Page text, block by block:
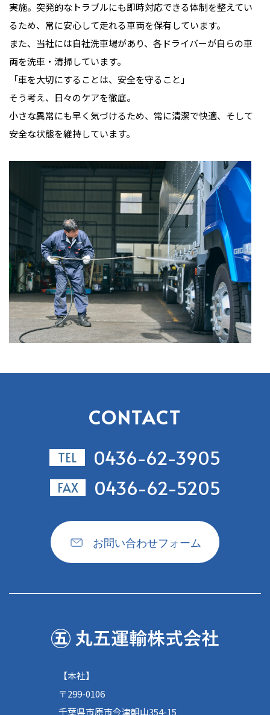
実施。突発的なトラブルにも即時対応できる体制を整えてい
るため、常に安心して走れる車両を保有しています。
また、当社には自社洗車場があり、各ドライバーが自らの車
両を洗車・清掃しています。
「車を大切にすることは、安全を守ること」
そう考え、日々のケアを徹底。
小さな異常にも早く気づけるため、常に清潔で快適、そして
安全な状態を維持しています。
CONTACT
TEL 0436-62-3905
FAX 0436-62-5205
お問い合わせフォーム
【本社】
〒299-0106
千葉県市原市今津朝山354-15